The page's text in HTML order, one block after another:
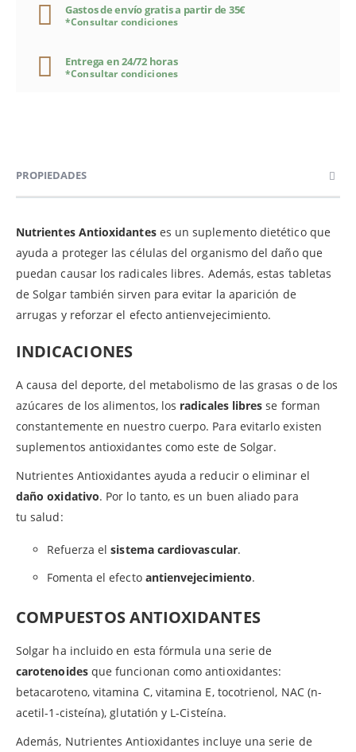
Gastos de envío gratis a partir de 35€
*Consultar condiciones
Entrega en 24/72 horas
*Consultar condiciones
PROPIEDADES
Nutrientes Antioxidantes es un suplemento dietético que
ayuda a proteger las células del organismo del daño que
puedan causar los radicales libres. Además, estas tabletas
de Solgar también sirven para evitar la aparición de
arrugas y reforzar el efecto antienvejecimiento.
INDICACIONES
A causa del deporte, del metabolismo de las grasas o de los
azúcares de los alimentos, los radicales libres se forman
constantemente en nuestro cuerpo. Para evitarlo existen
suplementos antioxidantes como este de Solgar.
Nutrientes Antioxidantes ayuda a reducir o eliminar el
daño oxidativo. Por lo tanto, es un buen aliado para
tu salud:
Refuerza elsistema cardiovascular.
Fomenta el efecto antienvejecimiento.
COMPUESTOS ANTIOXIDANTES
Solgar ha incluido en esta fórmula una serie de
carotenoidesque funcionan como antioxidantes:
betacaroteno, vitamina C, vitamina E, tocotrienol, NAC (n-
acetil-1-cisteína), glutatión y L-Cisteína.
Además, Nutrientes Antioxidantes incluye una serie de